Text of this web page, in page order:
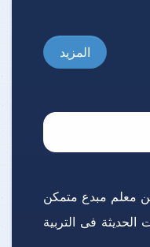
المزيد
معلم مبدع متمكن
الحديثة فى التربية